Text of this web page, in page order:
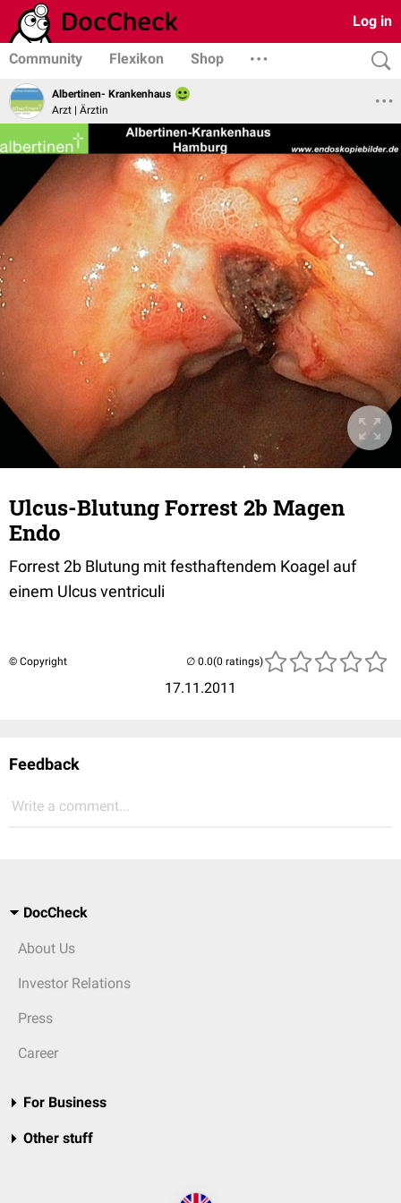
Log in
Community Flexikon Shop
Albertinen- Krankenhaus
Arzt | Ärztin
Ulcus-Blutung Forrest 2b Magen
Endo
Forrest 2b Blutung mit festhaftendem Koagel auf
einem Ulcus ventriculi
© Copyright
17.11.2011
(0 ratings)
Feedback
Write a comment...
DocCheck
About Us
Investor Relations
Press
Career
For Business
Other stuff